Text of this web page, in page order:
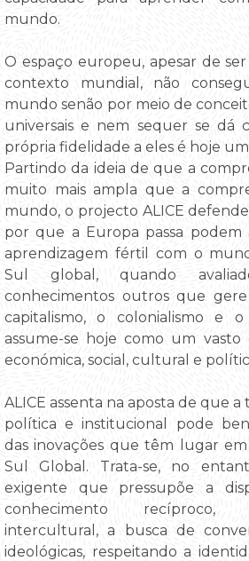
mundo.
O espaço europeu, apesar de
contexto mundial, não
mundo senão por meio de
universais e nem sequer se dá
própria fidelidade a eles é hoje
Partindo da ideia de que a
muito mais ampla que a
mundo, o projecto ALICE
por que a Europa passa
aprendizagem fértil com o
Sul global, quando
conhecimentos outros que
capitalismo, o colonialismo e o
assume-se hoje como um vasto
económica, social, cultural e
ALICE assenta na aposta de que a
política e institucional pode
das inovações que têm lugar
Sul Global. Trata-se, no
exigente que pressupõe a
conhecimento recíproco,
intercultural, a busca de
ideológicas, respeitando a